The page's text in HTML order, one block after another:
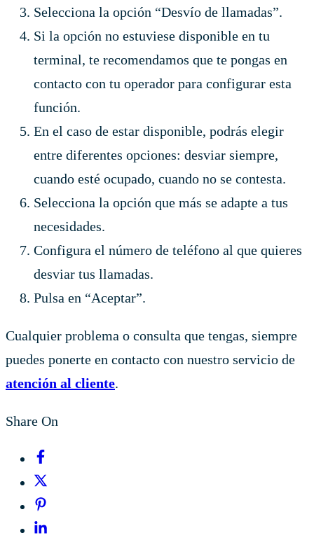
Selecciona la opción “Desvío de llamadas”.
Si la opción no estuviese disponible en tu
terminal, te recomendamos que te pongas en
contacto con tu operador para configurar esta
función.
En el caso de estar disponible, podrás elegir
entre diferentes opciones: desviar siempre,
cuando esté ocupado, cuando no se contesta.
Selecciona la opción que más se adapte a tus
necesidades.
Configura el número de teléfono al que quieres
desviar tus llamadas.
Pulsa en “Aceptar”.
Cualquier problema o consulta que tengas, siempre
puedes ponerte en contacto con nuestro servicio de
atención al cliente.
Share On